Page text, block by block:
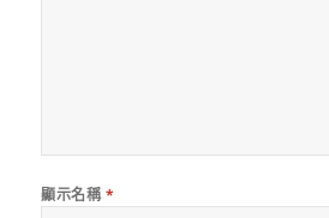
顯示名稱 *